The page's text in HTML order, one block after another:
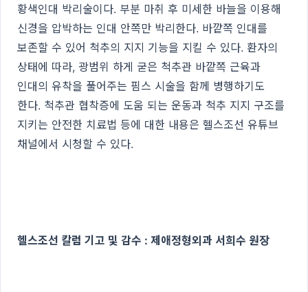
황색인대 박리술이다. 부분 마취 후 미세한 바늘을 이용해
신경을 압박하는 인대 안쪽만 박리한다. 바깥쪽 인대를
보존할 수 있어 척추의 지지 기능을 지킬 수 있다. 환자의
상태에 따라, 광범위 하게 굳은 척추관 바깥쪽 근육과
인대의 유착을 풀어주는 핌스 시술을 함께 병행하기도
한다. 척추관 협착증에 도움 되는 운동과 척추 지지 구조를
지키는 안전한 치료법 등에 대한 내용은 헬스조선 유튜브
채널에서 시청할 수 있다.
헬스조선 칼럼 기고 및 감수 : 제애정형외과 서희수 원장